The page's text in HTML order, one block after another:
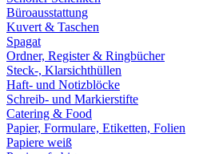
Büroausstattung
Kuvert & Taschen
Spagat
Ordner, Register & Ringbücher
Steck-, Klarsichthüllen
Haft- und Notizblöcke
Schreib- und Markierstifte
Catering & Food
Papier, Formulare, Etiketten, Folien
Papiere weiß